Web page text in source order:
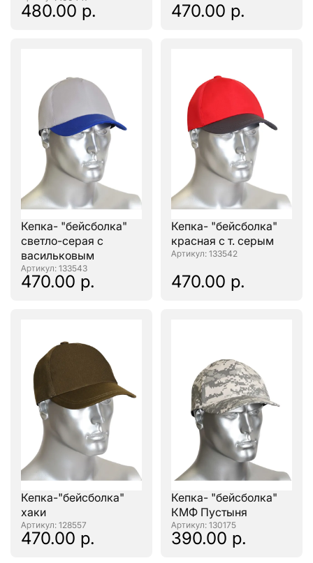
480.00 р. 470.00 р.
Кепка- "бейсболка"
светло-серая с
васильковым
: 133543
470.00 р.
Кепка- "бейсболка"
красная с т. серым
: 133542
470.00 р.
Кепка-"бейсболка"
хаки
: 128557
470.00 р.
Кепка- "бейсболка"
КМФ Пустыня
: 130175
390.00 р.